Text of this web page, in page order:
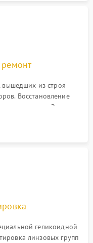
из строя
Восстановление
зума. Замена
положения или
геликоидной
линзовых групп